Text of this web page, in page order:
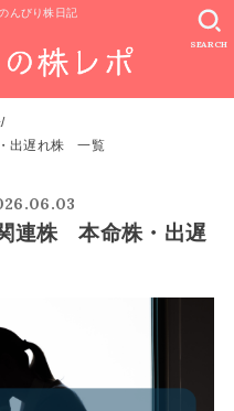
んびり株日記
SEARCH
出遅れ株 一覧
連株 本命株・出遅